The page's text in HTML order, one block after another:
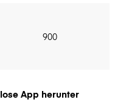
900
App herunter